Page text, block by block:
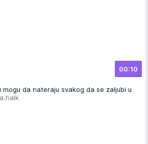
00:10
mogu da nateraju svakog da se zaljubi u